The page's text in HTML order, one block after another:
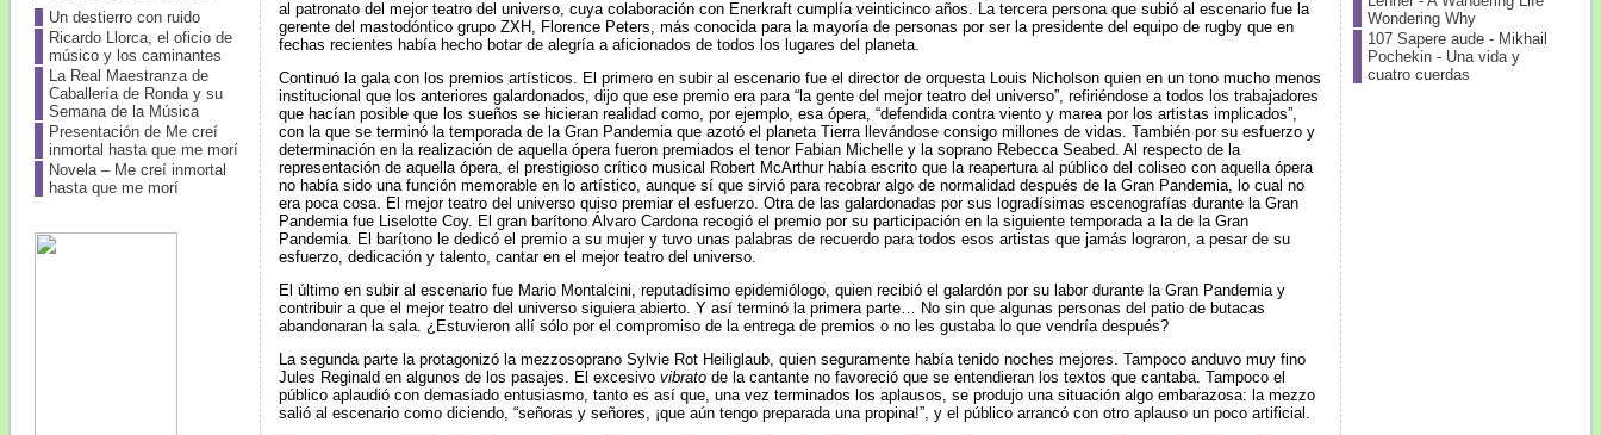
Un destierro con ruido
Ricardo Llorca, el oficio de
músico y los caminantes
La Real Maestranza de
Caballería de Ronda y su
Semana de la Música
Presentación de Me creí
inmortal hasta que me morí
Novela – Me creí inmortal
hasta que me morí
al patronato del mejor teatro del universo, cuya colaboración con Enerkraft cumplía veinticinco años. La tercera persona que subió al escenario fue la
gerente del mastodóntico grupo ZXH, Florence Peters, más conocida para la mayoría de personas por ser la presidente del equipo de rugby que en
fechas recientes había hecho botar de alegría a aficionados de todos los lugares del planeta.
Continuó la gala con los premios artísticos. El primero en subir al escenario fue el director de orquesta Louis Nicholson quien en un tono mucho menos
institucional que los anteriores galardonados, dijo que ese premio era para “la gente del mejor teatro del universo”, refiriéndose a todos los trabajadores
que hacían posible que los sueños se hicieran realidad como, por ejemplo, esa ópera, “defendida contra viento y marea por los artistas implicados”,
con la que se terminó la temporada de la Gran Pandemia que azotó el planeta Tierra llevándose consigo millones de vidas. También por su esfuerzo y
determinación en la realización de aquella ópera fueron premiados el tenor Fabian Michelle y la soprano Rebecca Seabed. Al respecto de la
representación de aquella ópera, el prestigioso crítico musical Robert McArthur había escrito que la reapertura al público del coliseo con aquella ópera
no había sido una función memorable en lo artístico, aunque sí que sirvió para recobrar algo de normalidad después de la Gran Pandemia, lo cual no
era poca cosa. El mejor teatro del universo quiso premiar el esfuerzo. Otra de las galardonadas por sus logradísimas escenografías durante la Gran
Pandemia fue Liselotte Coy. El gran barítono Álvaro Cardona recogió el premio por su participación en la siguiente temporada a la de la Gran
Pandemia. El barítono le dedicó el premio a su mujer y tuvo unas palabras de recuerdo para todos esos artistas que jamás lograron, a pesar de su
esfuerzo, dedicación y talento, cantar en el mejor teatro del universo.
El último en subir al escenario fue Mario Montalcini, reputadísimo epidemiólogo, quien recibió el galardón por su labor durante la Gran Pandemia y
contribuir a que el mejor teatro del universo siguiera abierto. Y así terminó la primera parte… No sin que algunas personas del patio de butacas
abandonaran la sala. ¿Estuvieron allí sólo por el compromiso de la entrega de premios o no les gustaba lo que vendría después?
La segunda parte la protagonizó la mezzosoprano Sylvie Rot Heiliglaub, quien seguramente había tenido noches mejores. Tampoco anduvo muy fino
Jules Reginald en algunos de los pasajes. El excesivo vibratode la cantante no favoreció que se entendieran los textos que cantaba. Tampoco el
público aplaudió con demasiado entusiasmo, tanto es así que, una vez terminados los aplausos, se produjo una situación algo embarazosa: la mezzo
salió al escenario como diciendo, “señoras y señores, ¡que aún tengo preparada una propina!”, y el público arrancó con otro aplauso un poco artificial.
Wondering Why
107 Sapere aude - Mikhail
Pochekin - Una vida y
cuatro cuerdas